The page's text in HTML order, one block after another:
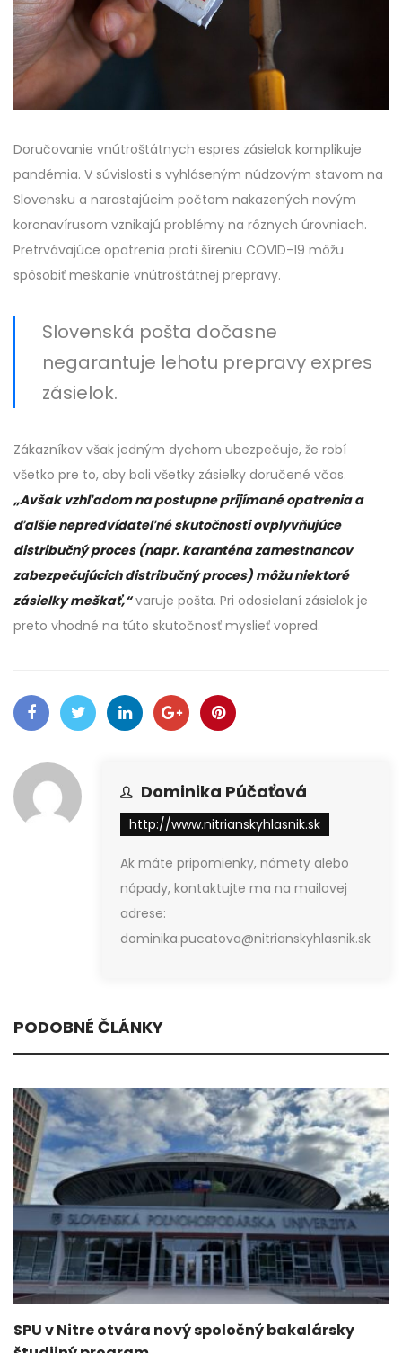
Doručovanie vnútroštátnych espres zásielok komplikuje
pandémia. V súvislosti s vyhláseným núdzovým stavom na
Slovensku a narastajúcim počtom nakazených novým
koronavírusom vznikajú problémy na rôznych úrovniach.
Pretrvávajúce opatrenia proti šíreniu COVID-19 môžu
spôsobiť meškanie vnútroštátnej prepravy.
Slovenská pošta dočasne
negarantuje lehotu prepravy expres
zásielok.
Zákazníkov však jedným dychom ubezpečuje, že robí
všetko pre to, aby boli všetky zásielky doručené včas.
„Avšak vzhľadom na postupne prijímané opatrenia a
ďalšie nepredvídateľné skutočnosti ovplyvňujúce
distribučný proces (napr. karanténa zamestnancov
zabezpečujúcich distribučný proces) môžu niektoré
zásielky meškať,“varuje pošta. Pri odosielaní zásielok je
preto vhodné na túto skutočnosť myslieť vopred.
Dominika Púčaťová
http://www.nitrianskyhlasnik.sk
Ak máte pripomienky, námety alebo
nápady, kontaktujte ma na mailovej
adrese:
dominika.pucatova@nitrianskyhlasnik.sk
PODOBNÉ ČLÁNKY
SPU v Nitre otvára nový spoločný bakalársky